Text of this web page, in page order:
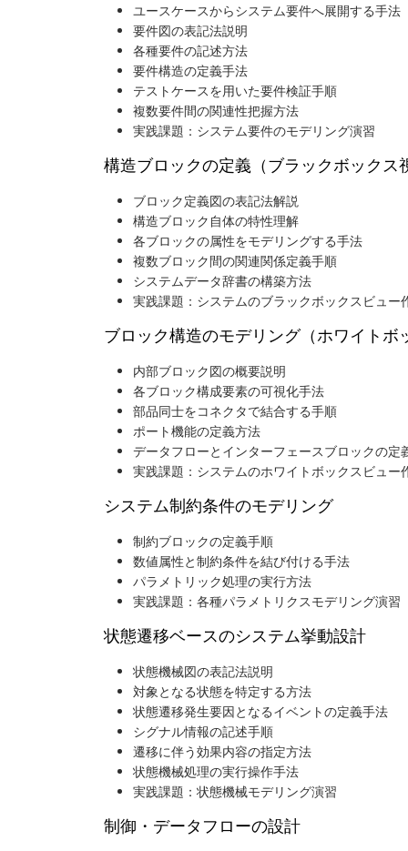
ユースケースからシステム要件へ展開する手法
要件図の表記法説明
各種要件の記述方法
要件構造の定義手法
テストケースを用いた要件検証手順
複数要件間の関連性把握方法
実践課題：システム要件のモデリング演習
構造ブロックの定義（ブラックボックス
ブロック定義図の表記法解説
構造ブロック自体の特性理解
各ブロックの属性をモデリングする手法
複数ブロック間の関連関係定義手順
システムデータ辞書の構築方法
実践課題：システムのブラックボックスビュー
ブロック構造のモデリング（ホワイトボ
内部ブロック図の概要説明
各ブロック構成要素の可視化手法
部品同士をコネクタで結合する手順
ポート機能の定義方法
データフローとインターフェースブロックの定
実践課題：システムのホワイトボックスビュー
システム制約条件のモデリング
制約ブロックの定義手順
数値属性と制約条件を結び付ける手法
パラメトリック処理の実行方法
実践課題：各種パラメトリクスモデリング演習
状態遷移ベースのシステム挙動設計
状態機械図の表記法説明
対象となる状態を特定する方法
状態遷移発生要因となるイベントの定義手法
シグナル情報の記述手順
遷移に伴う効果内容の指定方法
状態機械処理の実行操作手法
実践課題：状態機械モデリング演習
制御・データフローの設計